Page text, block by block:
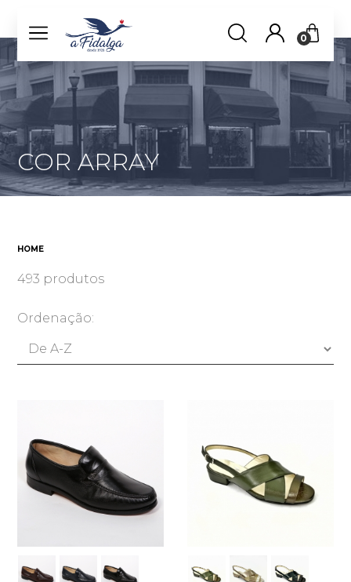
0
COR ARRAY
HOME
493 produtos
Ordenação: